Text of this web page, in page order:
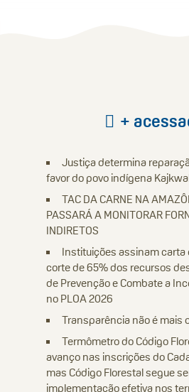
+
Justiça determina
favor do povo indígena
TAC DA CARNE NA
PASSARÁ A MONITORAR
INDIRETOS
Instituições assinam carta
corte de 65% dos recursos
de Prevenção e Combate a
no PLOA 2026
Transparência não é mais
Termômetro do Código
avanço nas inscrições do
mas Código Florestal segue
implementação efetiva nos